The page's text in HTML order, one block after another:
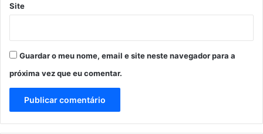
Site
Guardar o meu nome, email e site neste navegador para a
próxima vez que eu comentar.